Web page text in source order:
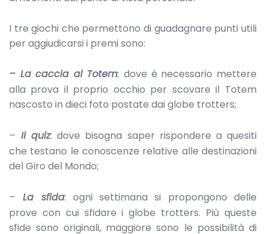
I tre giochi che permettono di guadagnare punti utili
per aggiudicarsi i premi sono:
– La caccia al Totem:dove è necessario mettere
alla prova il proprio occhio per scovare il Totem
nascosto in dieci foto postate dai globe trotters;
–Il quiz: dove bisogna saper rispondere a quesiti
che testano le conoscenze relative alle destinazioni
del Giro del Mondo;
–La sfida: ogni settimana si propongono delle
prove con cui sfidare i globe trotters. Più queste
sfide sono originali, maggiore sono le possibilità di